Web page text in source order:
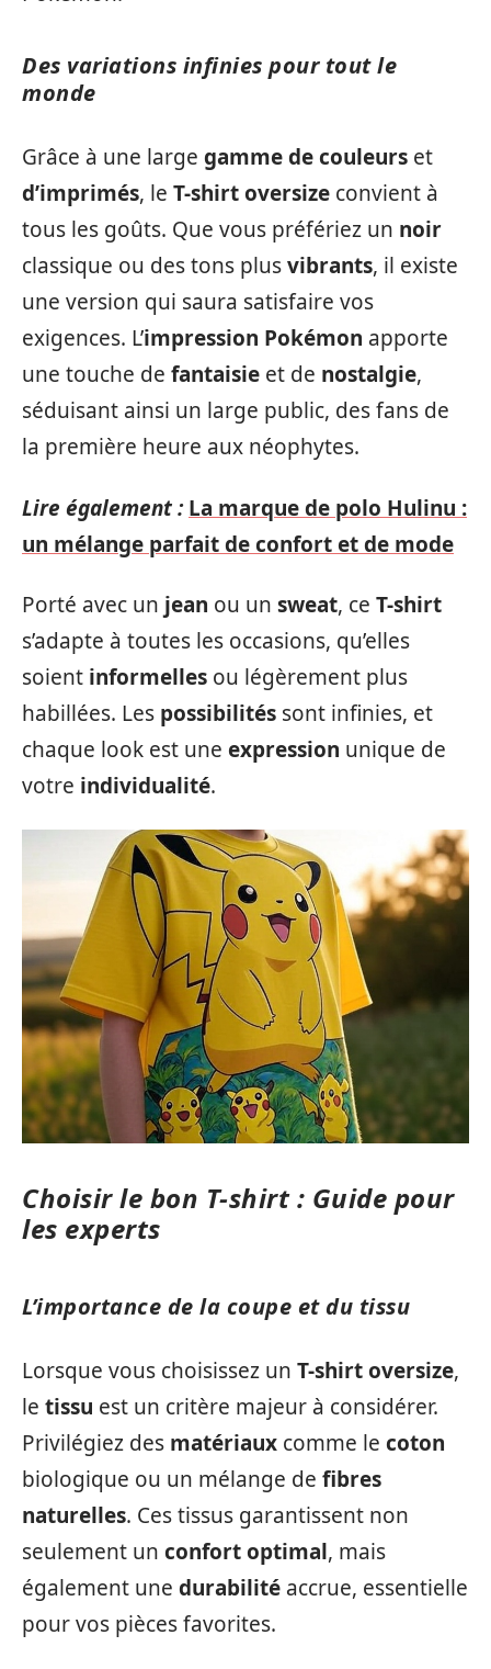
Des variations infinies pour tout le
monde
Grâce à une large gamme de couleurs et
d’imprimés, le T-shirt oversize convient à
tous les goûts. Que vous préfériez un noir
classique ou des tons plusvibrants, il existe
une version qui saura satisfaire vos
exigences. L’impression Pokémon apporte
une touche de fantaisie et de nostalgie,
séduisant ainsi un large public, des fans de
la première heure aux néophytes.
Lire également : La marque de polo Hulinu :
un mélange parfait de confort et de mode
Porté avec un jean ou un sweat, ce T-shirt
s’adapte à toutes les occasions, qu’elles
soient informelles ou légèrement plus
habillées. Les possibilités sont infinies, et
chaque look est une expression unique de
votre individualité.
Choisir le bon T-shirt : Guide pour
les experts
L’importance de la coupe et du tissu
Lorsque vous choisissez un T-shirt oversize,
le tissu est un critère majeur à considérer.
Privilégiez des matériaux comme le coton
biologique ou un mélange de fibres
naturelles. Ces tissus garantissent non
seulement un confort optimal, mais
également une durabilité accrue, essentielle
pour vos pièces favorites.